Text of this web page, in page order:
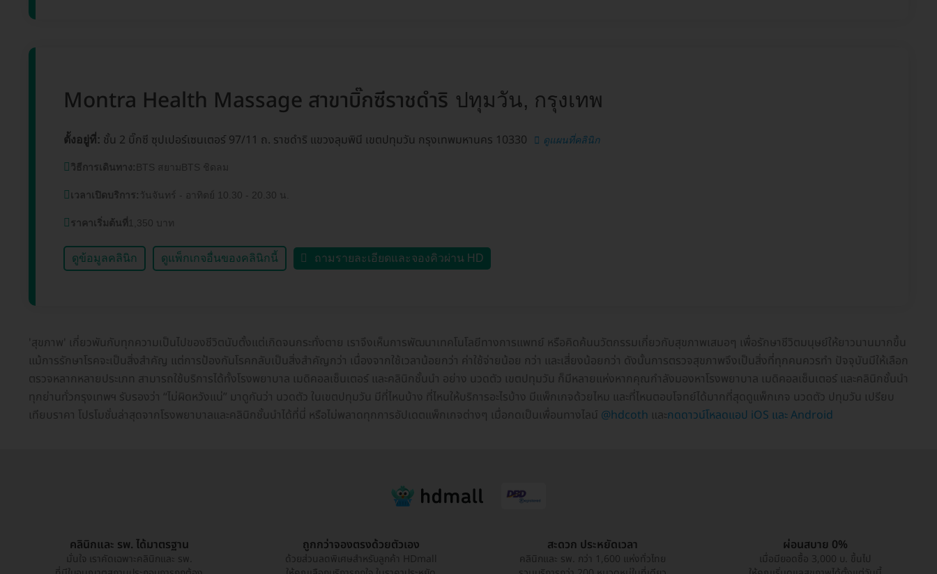
Montra Health Massage สาขาบิ๊กซีราชดำริ ปทุมวัน, กรุงเทพ
ตั้งอยู่ที่: ชั้น 2 บิ๊กซี ซุปเปอร์เซนเตอร์ 97/11 ถ. ราชดำริ แขวงลุมพินี เขตปทุมวัน กรุงเทพมหานคร 10330 ดูแผนที่คลินิก
วิธีการเดินทาง: BTS สยามBTS ชิดลม
เวลาเปิดบริการ: วันจันทร์ - อาทิตย์ 10.30 - 20.30 น.
ราคาเริ่มต้นที่1,350 บาท
ดูข้อมูลคลินิก ดูแพ็กเกจอื่นของคลินิกนี้ ถามรายละเอียดและจองคิวผ่าน HD
'สุขภาพ' เกี่ยวพันกับทุกความเป็นไปของชีวิตนับตั้งแต่เกิดจนกระทั่งตาย เราจึงเห็นการพัฒนาเทคโนโลยีทางการแพทย์ หรือคิดค้นนวัตกรรมเกี่ยวกับสุขภาพเสมอๆ เพื่อรักษาชีวิตมนุษย์ให้ยาวนานมากขึ้น
แม้การรักษาโรคจะเป็นสิ่งสำคัญ แต่การป้องกันโรคกลับเป็นสิ่งสำคัญกว่า เนื่องจากใช้เวลาน้อยกว่า ค่าใช้จ่ายน้อย กว่า และเสี่ยงน้อยกว่า ดังนั้นการตรวจสุขภาพจึงเป็นสิ่งที่ทุกคนควรทำ ปัจจุบันมีให้เลือก
ตรวจหลากหลายประเภท สามารถใช้บริการได้ทั้งโรงพยาบาล เมดิคอลเซ็นเตอร์ และคลินิกชั้นนำ อย่าง นวดตัว เขตปทุมวัน ก็มีหลายแห่งหากคุณกำลังมองหาโรงพยาบาล เมดิคอลเซ็นเตอร์ และคลินิกชั้นนำ
ทุกย่านทั่วกรุงเทพฯ รับรองว่า “ไม่ผิดหวังแน่” มาดูกันว่า นวดตัว ในเขตปทุมวัน มีที่ไหนบ้าง ที่ไหนให้บริการอะไรบ้าง มีแพ็กเกจด้วยไหม และที่ไหนตอบโจทย์ได้มากที่สุดดูแพ็กเกจ นวดตัว ปทุมวัน เปรียบ
เทียบราคา โปรโมชั่นล่าสุดจากโรงพยาบาลและคลินิกชั้นนำได้ที่นี่ หรือไม่พลาดทุกการอัปเดตแพ็กเกจต่างๆ เมื่อกดเป็นเพื่อนทางไลน์ @hdcoth และกดดาวน์โหลดแอป iOS และ Android
คลินิกและ รพ. ได้มาตรฐาน
มั่นใจ เราคัดเฉพาะคลินิกและ รพ.
ถูกกว่าจองตรงด้วยตัวเอง
ด้วยส่วนลดพิเศษสำหรับลูกค้า HDmall
สะดวก ประหยัดเวลา
คลินิกและ รพ. กว่า 1,600 แห่งทั่วไทย
ผ่อนสบาย 0%
เมื่อมียอดซื้อ 3,000 บ. ขึ้นไป